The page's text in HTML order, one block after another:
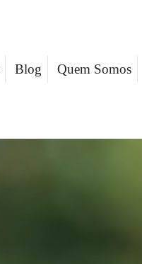
Blog Quem Somos